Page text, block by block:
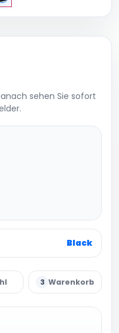
sehen Sie sofort
Black
3 Warenkorb